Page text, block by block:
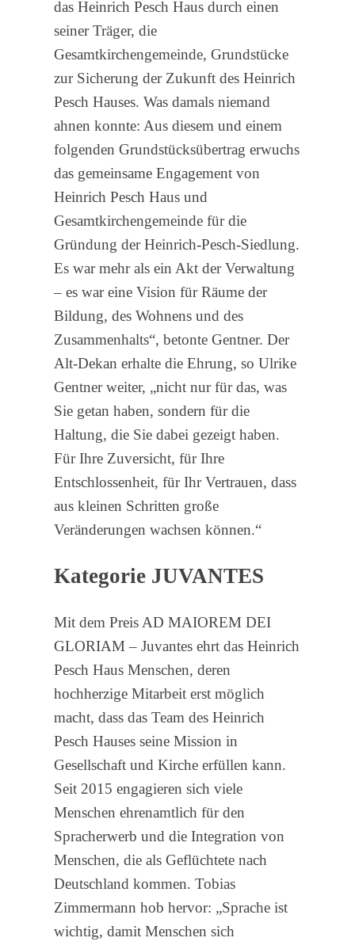
das Heinrich Pesch Haus durch einen
seiner Träger, die
Gesamtkirchengemeinde, Grundstücke
zur Sicherung der Zukunft des Heinrich
Pesch Hauses. Was damals niemand
ahnen konnte: Aus diesem und einem
folgenden Grundstücksübertrag erwuchs
das gemeinsame Engagement von
Heinrich Pesch Haus und
Gesamtkirchengemeinde für die
Gründung der Heinrich-Pesch-Siedlung.
Es war mehr als ein Akt der Verwaltung
– es war eine Vision für Räume der
Bildung, des Wohnens und des
Zusammenhalts“, betonte Gentner. Der
Alt-Dekan erhalte die Ehrung, so Ulrike
Gentner weiter, „nicht nur für das, was
Sie getan haben, sondern für die
Haltung, die Sie dabei gezeigt haben.
Für Ihre Zuversicht, für Ihre
Entschlossenheit, für Ihr Vertrauen, dass
aus kleinen Schritten große
Veränderungen wachsen können.“
Kategorie JUVANTES
Mit dem Preis AD MAIOREM DEI
GLORIAM – Juvantes ehrt das Heinrich
Pesch Haus Menschen, deren
hochherzige Mitarbeit erst möglich
macht, dass das Team des Heinrich
Pesch Hauses seine Mission in
Gesellschaft und Kirche erfüllen kann.
Seit 2015 engagieren sich viele
Menschen ehrenamtlich für den
Spracherwerb und die Integration von
Menschen, die als Geflüchtete nach
Deutschland kommen. Tobias
Zimmermann hob hervor: „Sprache ist
wichtig, damit Menschen sich